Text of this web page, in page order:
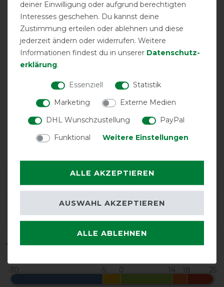
Einfacher
Frontverschluss
Halsteil
abnehmbar
Halsteil
inklusive
Halsteil möglich
Unterdecke
wasserdicht
Herstellergarantie
Wasch- und Pflegehinweis
Temperaturbereich in °C*
deiner Einwilligung oder aufgrund berechtigten
Interesses geschehen. Du kannst deine
Zustimmung erteilen oder ablehnen und diese
jederzeit ändern oder widerrufen. Weitere
Informationen findest du in unserer Daten­schutz­
erklärung.
Essenziell
Statistik
Marketing
Externe Medien
DHL Wunschzustellung
PayPal
Funktional
Weitere Einstellungen
ALLE AKZEPTIEREN
ALLE ABLEHNEN
AUSWAHL AKZEPTIEREN